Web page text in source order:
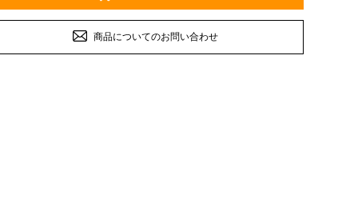
商品についてのお問い合わせ